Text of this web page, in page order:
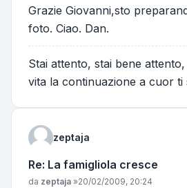
Grazie Giovanni,sto
foto. Ciao. Dan.
Stai attento, stai bene
vita la continuazione a cuor ti
zeptaja
Re: La famigliola cresce
Messaggio
da zeptaja »20/02/2009, 20:24